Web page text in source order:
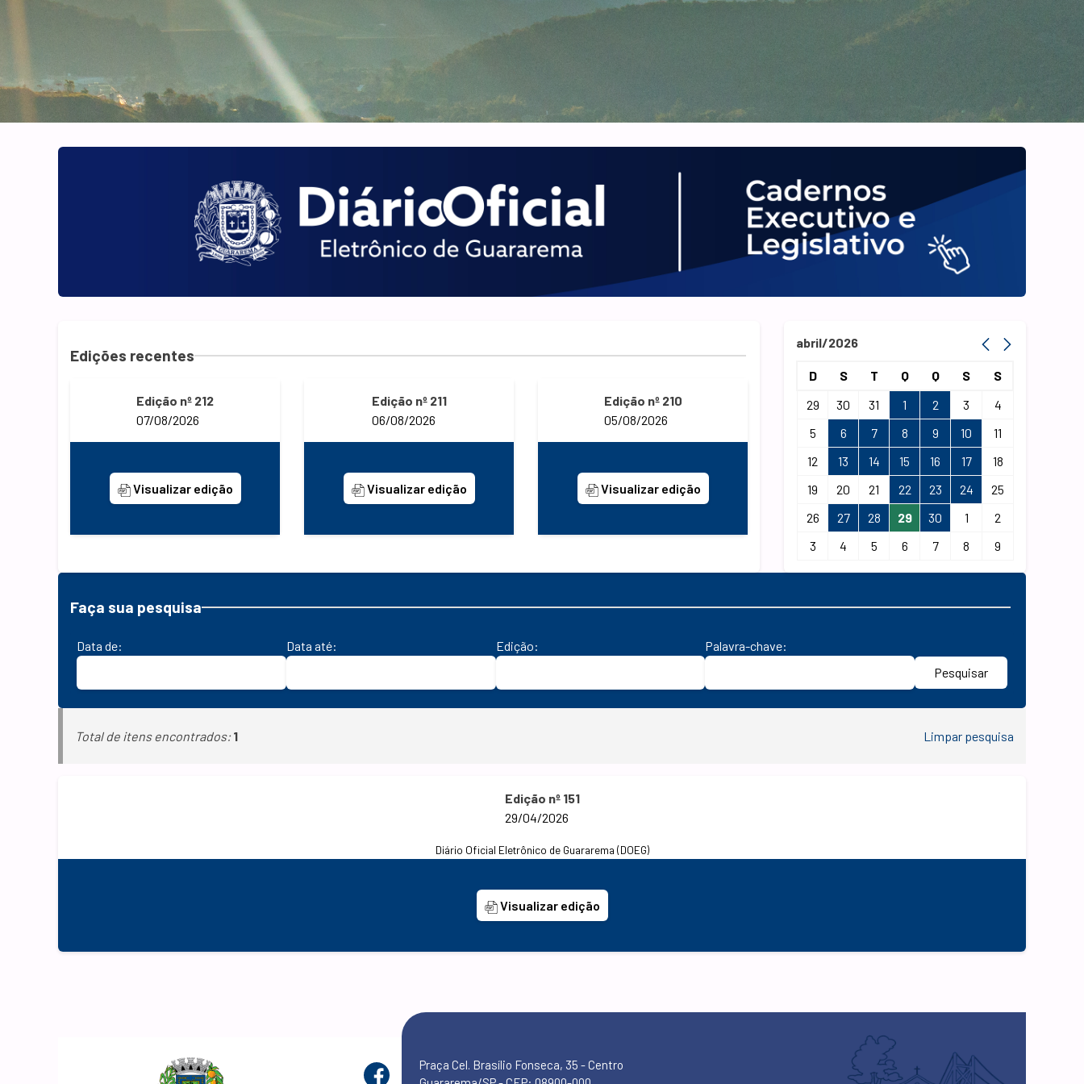
Edições recentes
Edição nº 212
07/08/2026
Visualizar edição
Edição nº 211
06/08/2026
Visualizar edição
Edição nº 210
05/08/2026
Visualizar edição
abril/2026
D S T Q Q S
S
29
30 31 1 2 3
4
5
6 7 8 9 10
11
12
13 14 15 16 17
18
19
20 21 22 23 24
25
26
27 28 29 30 1
2
3
4 5 6 7 8 9
Faça sua pesquisa
Data de: Data até: Edição:
Palavra-chave:
Pesquisar
Total de itens encontrados: 1 Limpar pesquisa
Edição nº 151
29/04/2026
Diário Oficial Eletrônico de Guararema (DOEG)
Visualizar edição
Praça Cel. Brasílio Fonseca, 35 - Centro